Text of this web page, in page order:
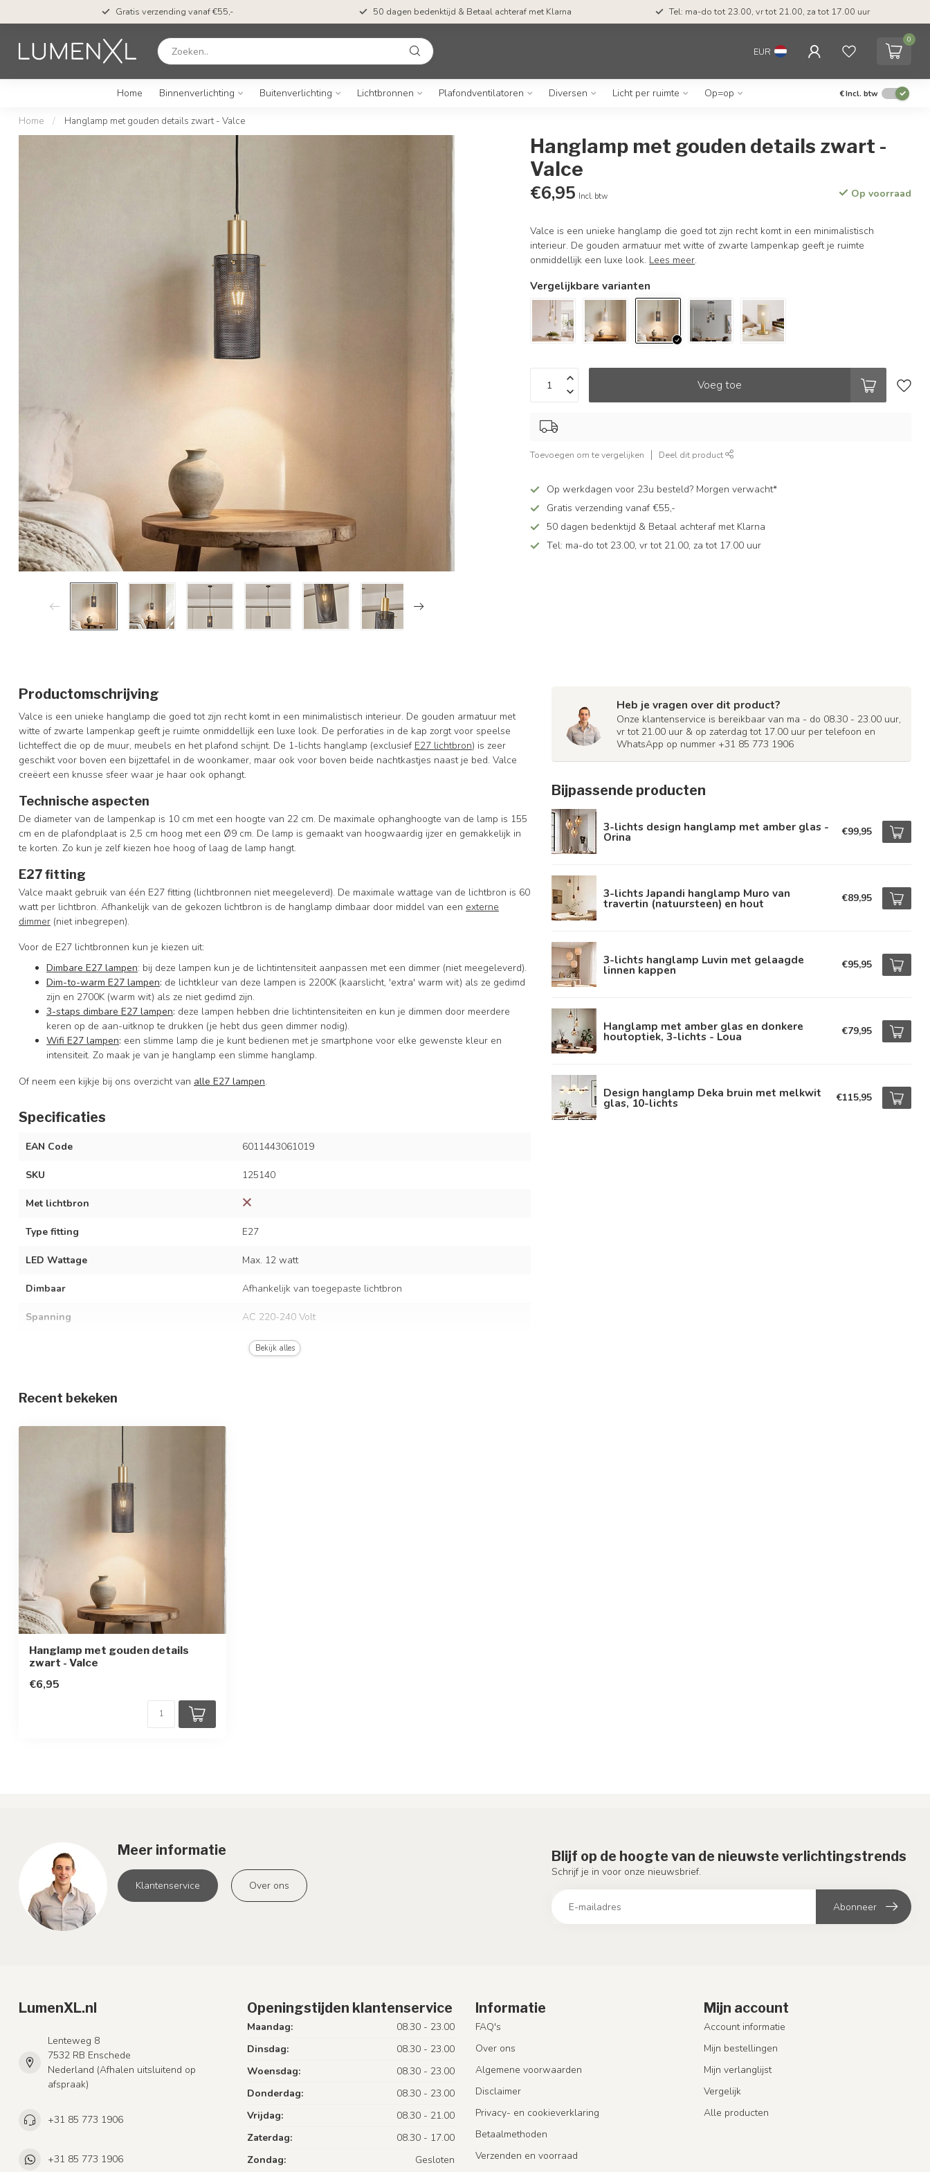
Gratis verzending vanaf €55,- 50 dagen bedenktijd & Betaal achteraf met Klarna Tel: ma-do tot 23.00, vr tot 21.00, za tot 17.00 uur
EUR
0
Home Binnenverlichting Buitenverlichting Lichtbronnen Plafondventilatoren Diversen Licht per ruimte Op=op €Incl. btw
Home / Hanglamp met gouden details zwart - Valce
Hanglamp met gouden details zwart -
Valce
€6,95 Incl. btw Op voorraad
Valce is een unieke hanglamp die goed tot zijn recht komt in een minimalistisch
interieur. De gouden armatuur met witte of zwarte lampenkap geeft je ruimte
onmiddellijk een luxe look. Lees meer.
Vergelijkbare varianten
Voeg toe
Toevoegen om te vergelijken Deel dit product
Op werkdagen voor 23u besteld? Morgen verwacht*
Gratis verzending vanaf €55,-
50 dagen bedenktijd & Betaal achteraf met Klarna
Tel: ma-do tot 23.00, vr tot 21.00, za tot 17.00 uur
Productomschrijving
Valce is een unieke hanglamp die goed tot zijn recht komt in een minimalistisch interieur. De gouden armatuur met
witte of zwarte lampenkap geeft je ruimte onmiddellijk een luxe look. De perforaties in de kap zorgt voor speelse
lichteffect die op de muur, meubels en het plafond schijnt. De 1-lichts hanglamp (exclusief E27 lichtbron) is zeer
geschikt voor boven een bijzettafel in de woonkamer, maar ook voor boven beide nachtkastjes naast je bed. Valce
creëert een knusse sfeer waar je haar ook ophangt.
Technische aspecten
De diameter van de lampenkap is 10 cm met een hoogte van 22 cm. De maximale ophanghoogte van de lamp is 155
cm en de plafondplaat is 2,5 cm hoog met een Ø9 cm. De lamp is gemaakt van hoogwaardig ijzer en gemakkelijk in
te korten. Zo kun je zelf kiezen hoe hoog of laag de lamp hangt.
E27 fitting
Valce maakt gebruik van één E27 fitting (lichtbronnen niet meegeleverd). De maximale wattage van de lichtbron is 60
watt per lichtbron. Afhankelijk van de gekozen lichtbron is de hanglamp dimbaar door middel van een externe
dimmer (niet inbegrepen).
Voor de E27 lichtbronnen kun je kiezen uit:
Dimbare E27 lampen: bij deze lampen kun je de lichtintensiteit aanpassen met een dimmer (niet meegeleverd).
Dim-to-warm E27 lampen: de lichtkleur van deze lampen is 2200K (kaarslicht, 'extra' warm wit) als ze gedimd
zijn en 2700K (warm wit) als ze niet gedimd zijn.
3-staps dimbare E27 lampen: deze lampen hebben drie lichtintensiteiten en kun je dimmen door meerdere
keren op de aan-uitknop te drukken (je hebt dus geen dimmer nodig).
Wifi E27 lampen: een slimme lamp die je kunt bedienen met je smartphone voor elke gewenste kleur en
intensiteit. Zo maak je van je hanglamp een slimme hanglamp.
Of neem een kijkje bij ons overzicht van alle E27 lampen.
Specificaties
EAN Code 6011443061019
SKU 125140
Met lichtbron
Type fitting E27
LED Wattage Max. 12 watt
Dimbaar Afhankelijk van toegepaste lichtbron
Spanning AC 220-240 Volt
50/60 Hz
Materiaal
Afmetingen
In hoogte verstelbaar
Beschermingsgraad
Beschermingsklasse
Bekijk alles
Heb je vragen over dit product?
Onze klantenservice is bereikbaar van ma - do 08.30 - 23.00 uur,
vr tot 21.00 uur & op zaterdag tot 17.00 uur per telefoon en
WhatsApp op nummer +31 85 773 1906
Bijpassende producten
3-lichts design hanglamp met amber glas -
Orina €99,95
3-lichts Japandi hanglamp Muro van
travertin (natuursteen) en hout €89,95
3-lichts hanglamp Luvin met gelaagde
linnen kappen €95,95
Hanglamp met amber glas en donkere
houtoptiek, 3-lichts - Loua €79,95
Design hanglamp Deka bruin met melkwit
glas, 10-lichts €115,95
Recent bekeken
Hanglamp met gouden details
zwart - Valce
€6,95
Meer informatie
Klantenservice Over ons
Blijf op de hoogte van de nieuwste verlichtingstrends
Schrijf je in voor onze nieuwsbrief.
Abonneer
LumenXL.nl
Lenteweg 8
7532 RB Enschede
Nederland (Afhalen uitsluitend op
afspraak)
+31 85 773 1906
+31 85 773 1906
Openingstijden klantenservice
Maandag:
08.30 - 23.00
Dinsdag:
08.30 - 23.00
Woensdag:
08.30 - 23.00
Donderdag:
08.30 - 23.00
Vrijdag:
08.30 - 21.00
Zaterdag:
08.30 - 17.00
Zondag:
Gesloten
Informatie
FAQ's
Over ons
Algemene voorwaarden
Disclaimer
Privacy- en cookieverklaring
Betaalmethoden
Verzenden en voorraad
Mijn account
Account informatie
Mijn bestellingen
Mijn verlanglijst
Vergelijk
Alle producten